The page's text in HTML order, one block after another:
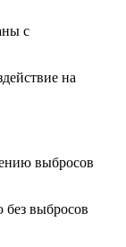
с
на
выбросов
без выбросов